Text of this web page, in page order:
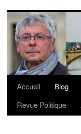
Aller
Accueil Blog
Revue Politique